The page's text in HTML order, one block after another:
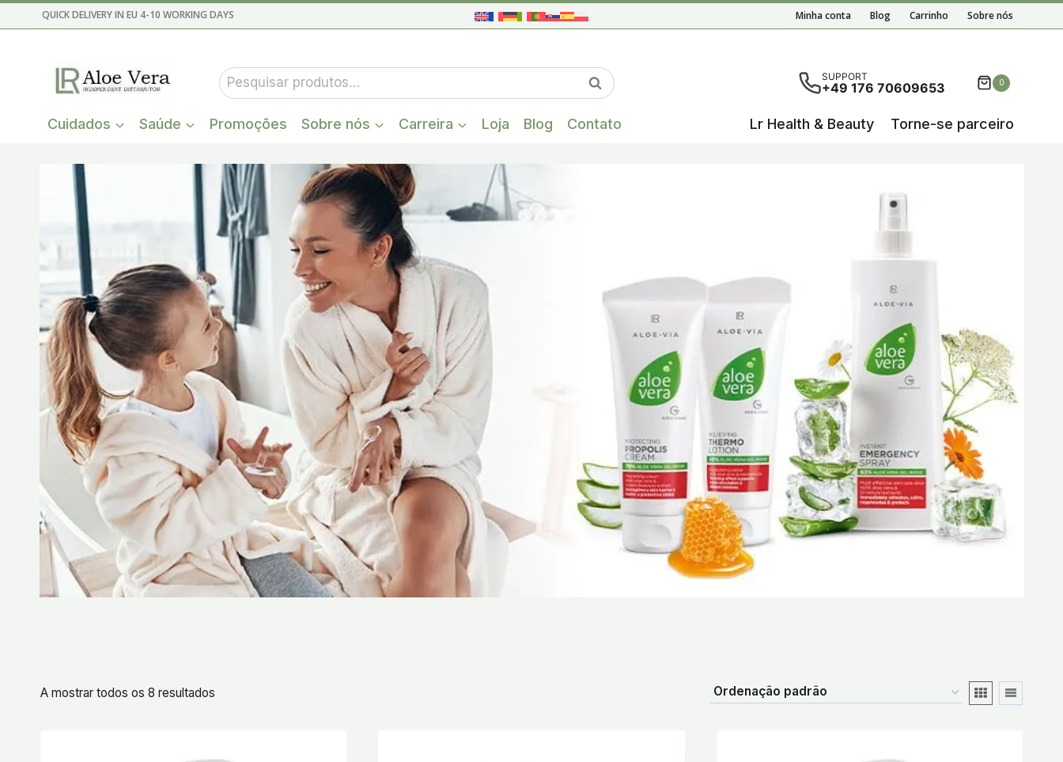
to
QUICK DELIVERY IN EU 4-10 WORKING DAYS Minha conta Blog Carrinho Sobre nós
Pesquisar
por:
PesquisaQuando estiverem disponíveis resultados de preenchimento
SUPPORT
+49 176 70609653 0
Cuidados Saúde Promoções Sobre nós Carreira Loja Blog Contato Lr Health & Beauty Torne-se parceiro
A mostrar todos os 8 resultados